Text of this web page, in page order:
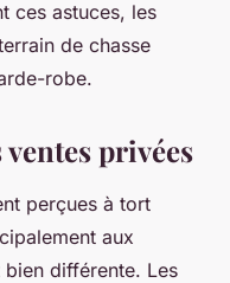
ces astuces, les
de chasse
robe.
privées
perçues à tort
aux
différente. Les